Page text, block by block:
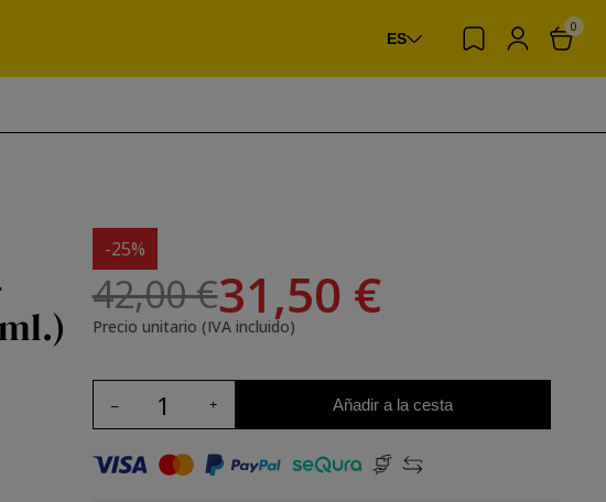
ES
0
-25%
42,00 €31,50 €
Precio unitario (IVA incluido)
Añadir a la cesta